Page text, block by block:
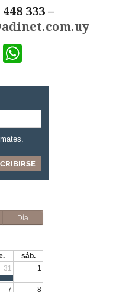
333 –
Twitter
Día
sáb.
31 1
7 8